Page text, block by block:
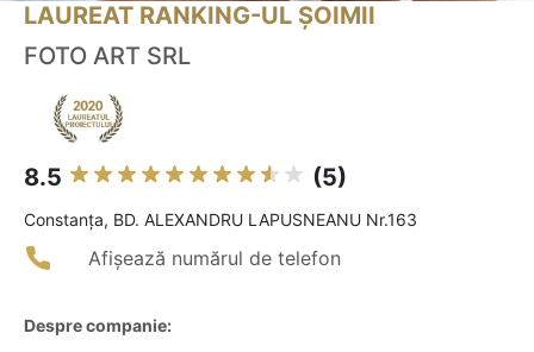
LAUREAT RANKING-UL ȘOIMII
FOTO ART SRL
8.5 (5)
Constanţa, BD. ALEXANDRU LAPUSNEANU Nr.163
Afișează numărul de telefon
Despre companie: